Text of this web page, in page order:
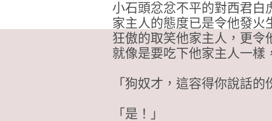
小石頭忿忿不平的對西君白
家主人的態度已是令他發火
狂傲的取笑他家主人，更令
就像是要吃下他家主人一樣
「狗奴才，這容得你說話
「是！」